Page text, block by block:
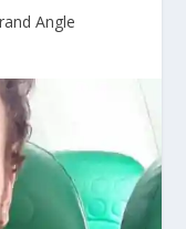
Angle